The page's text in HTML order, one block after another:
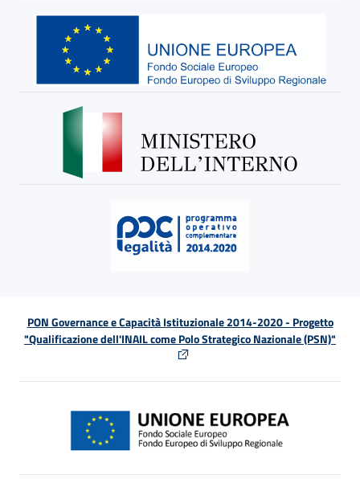
PON Governance e Capacità Istituzionale 2014-2020 - Progetto
"Qualificazione dell'INAIL come Polo Strategico Nazionale (PSN)"